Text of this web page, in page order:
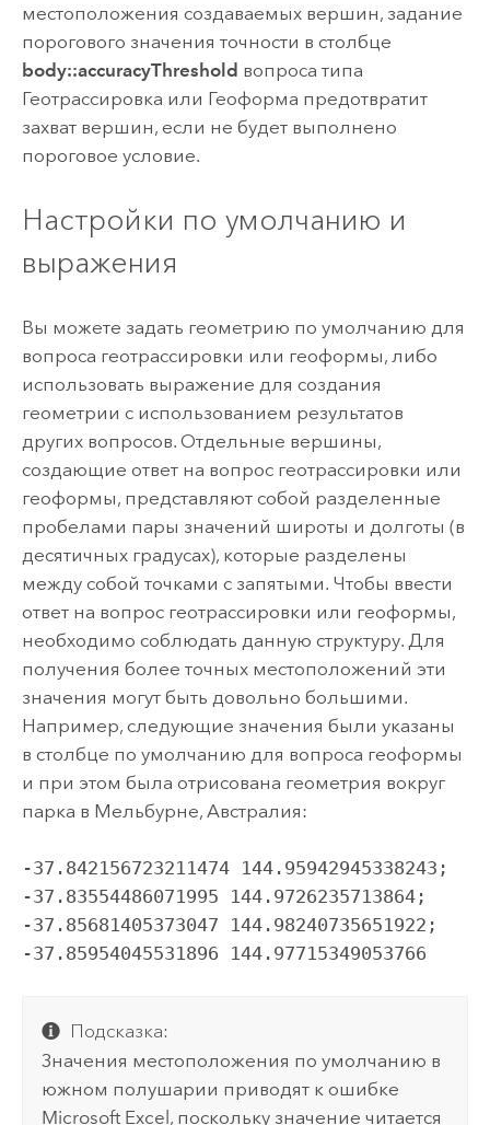
местоположения создаваемых вершин, задание
порогового значения точности в столбце
body::accuracyThreshold вопроса типа
Геотрассировка или Геоформа предотвратит
захват вершин, если не будет выполнено
пороговое условие.
Настройки по умолчанию и
выражения
Вы можете задать геометрию по умолчанию для
вопроса геотрассировки или геоформы, либо
использовать выражение для создания
геометрии с использованием результатов
других вопросов. Отдельные вершины,
создающие ответ на вопрос геотрассировки или
геоформы, представляют собой разделенные
пробелами пары значений широты и долготы (в
десятичных градусах), которые разделены
между собой точками с запятыми. Чтобы ввести
ответ на вопрос геотрассировки или геоформы,
необходимо соблюдать данную структуру. Для
получения более точных местоположений эти
значения могут быть довольно большими.
Например, следующие значения были указаны
в столбце по умолчанию для вопроса геоформы
и при этом была отрисована геометрия вокруг
парка в Мельбурне, Австралия:
-37.842156723211474 144.95942945338243;
-37.83554486071995 144.9726235713864;
-37.85681405373047 144.98240735651922;
-37.85954045531896 144.97715349053766
Подсказка:
Значения местоположения по умолчанию в
южном полушарии приводят к ошибке
Microsoft Excel, поскольку значение читается